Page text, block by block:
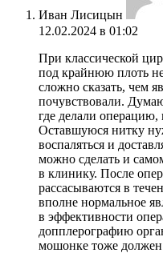
Иван Лисицын
12.02.2024 в 01:02
При классической
под крайнюю плоть
сложно сказать, чем
почувствовали.
где делали операцию,
Оставшуюся нитку
воспаляться и
можно сделать и
в клинику. После
рассасываются в
вполне нормальное
в эффективности
допплерографию
мошонке тоже